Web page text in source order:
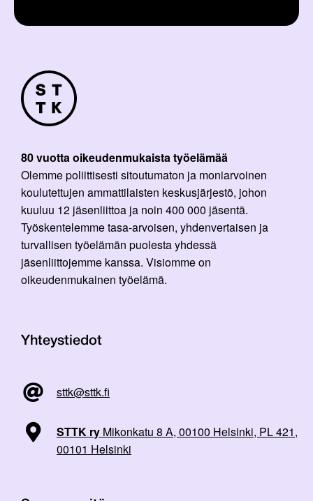
80 vuotta oikeudenmukaista työelämää
Olemme poliittisesti sitoutumaton ja moniarvoinen
koulutettujen ammattilaisten keskusjärjestö, johon
kuuluu 12 jäsenliittoa ja noin 400 000 jäsentä.
Työskentelemme tasa-arvoisen, yhdenvertaisen ja
turvallisen työelämän puolesta yhdessä
jäsenliittojemme kanssa. Visiomme on
oikeudenmukainen työelämä.
Yhteystiedot
sttk@sttk.fi
STTK ry Mikonkatu 8 A, 00100 Helsinki, PL 421,
00101 Helsinki